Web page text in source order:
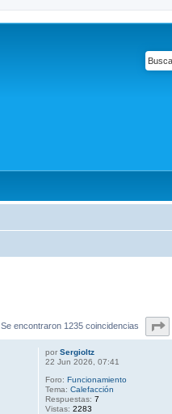
Se encontraron 1235 coincidencias
porSergioltz
22 Jun 2026, 07:41
Foro:Funcionamiento
Tema:Calefacción
Respuestas:7
Vistas:2283